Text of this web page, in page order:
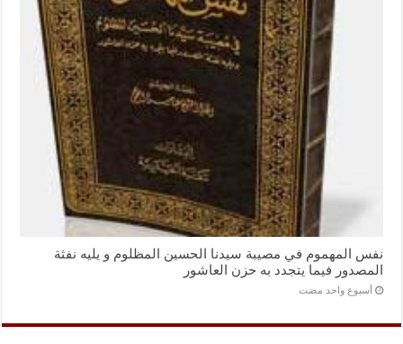
نفس المهموم في مصيبة سيدنا الحسين المظلوم و يليه نفثة
المصدور فيما يتجدد به حزن العاشور
‏أسبوع واحد مضت